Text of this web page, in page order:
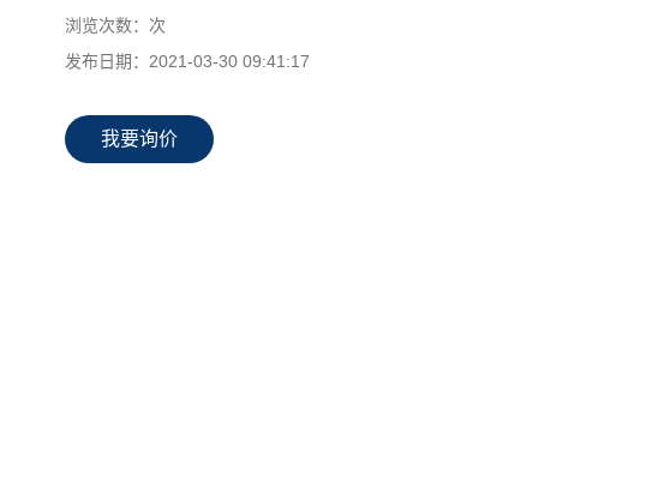
浏览次数： 次
发布日期： 2021-03-30 09:41:17
我要询价